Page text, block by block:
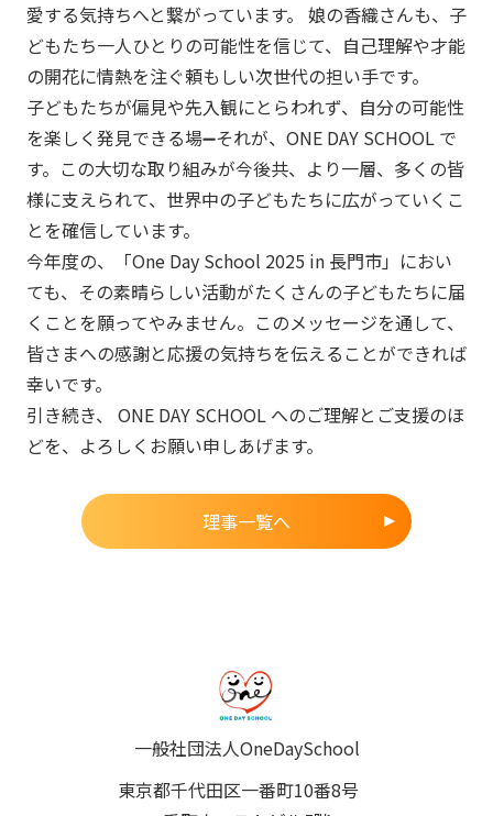
愛する気持ちへと繋がっています。 娘の香織さんも、子
どもたち一人ひとりの可能性を信じて、自己理解や才能
の開花に情熱を注ぐ頼もしい次世代の担い手です。
子どもたちが偏見や先入観にとらわれず、自分の可能性
を楽しく発見できる場➖それが、ONE DAY SCHOOL で
す。この大切な取り組みが今後共、より一層、多くの皆
様に支えられて、世界中の子どもたちに広がっていくこ
とを確信しています。
今年度の、「One Day School 2025 in 長門市」におい
ても、その素晴らしい活動がたくさんの子どもたちに届
くことを願ってやみません。このメッセージを通して、
皆さまへの感謝と応援の気持ちを伝えることができれば
幸いです。
引き続き、 ONE DAY SCHOOL へのご理解とご支援のほ
どを、よろしくお願い申しあげます。
理事一覧へ
一般社団法人OneDaySchool
東京都千代田区一番町10番8号